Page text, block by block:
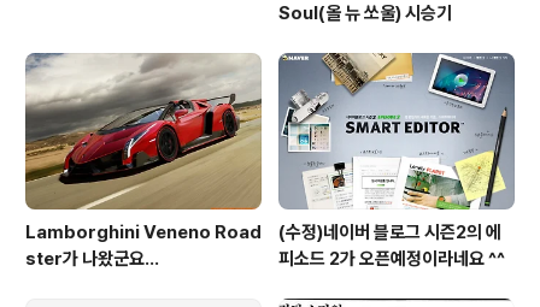
Soul(올 뉴 쏘울) 시승기
Lamborghini Veneno Road
ster가 나왔군요...
(수정)네이버 블로그 시즌2의 에
피소드 2가 오픈예정이라네요 ^^